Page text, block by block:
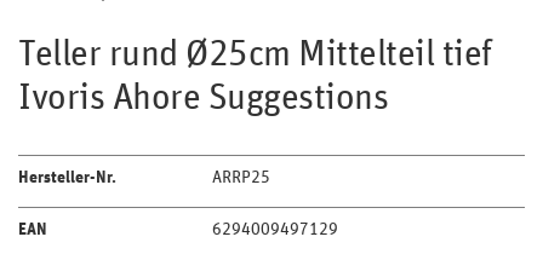
Teller rund Ø25cm Mittelteil tief
Ivoris Ahore Suggestions
Hersteller-Nr. ARRP25
EAN 6294009497129